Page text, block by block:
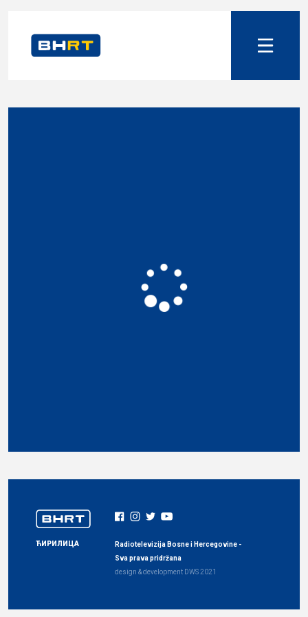
ЋИРИЛИЦА
Radiotelevizija Bosne i Hercegovine -
Sva prava pridržana
design & development DWS2021